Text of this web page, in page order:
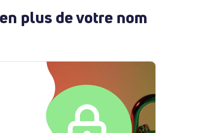
plus de votre nom